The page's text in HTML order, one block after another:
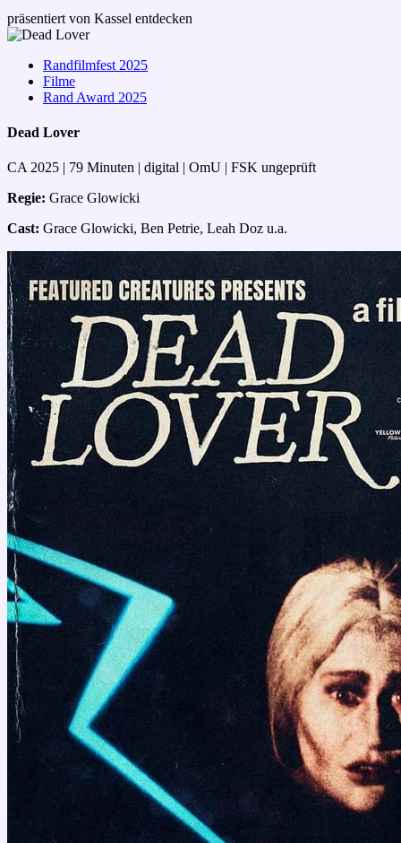
präsentiert von Kassel entdecken
Randfilmfest 2025
Filme
Rand Award 2025
Dead Lover
CA 2025 | 79 Minuten | digital | OmU | FSK ungeprüft
Regie: Grace Glowicki
Cast: Grace Glowicki, Ben Petrie, Leah Doz u.a.